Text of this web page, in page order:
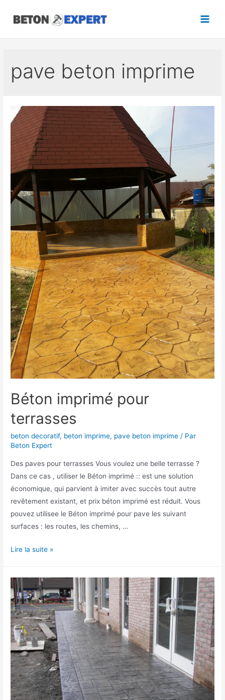
pave beton imprime
Béton imprimé pour
terrasses
beton decoratif, beton imprime, pave beton imprime / Par
Beton Expert
Des paves pour terrasses Vous voulez une belle terrasse ?
Dans ce cas , utiliser le Béton imprimé :: est une solution
économique, qui parvient à imiter avec succès tout autre
revêtement existant, et prix ​​béton imprimé est réduit. Vous
pouvez utilisee le Béton imprimé pour pave les suivant
surfaces : les routes, les chemins, …
Béton
terrasses
Lire la suite »